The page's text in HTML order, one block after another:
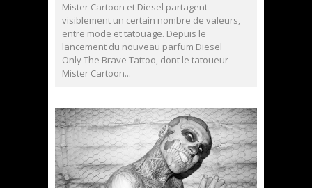
Mister Cartoon et Diesel partagent
visiblement un certain nombre de valeurs,
entre mode et tatouage. Depuis le
lancement du nouveau parfum Diesel
Only The Brave Tattoo, dont le tatoueur
Mister Cartoon...